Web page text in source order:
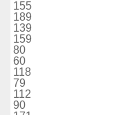
155
189
139
159
80
60
118
79
112
90